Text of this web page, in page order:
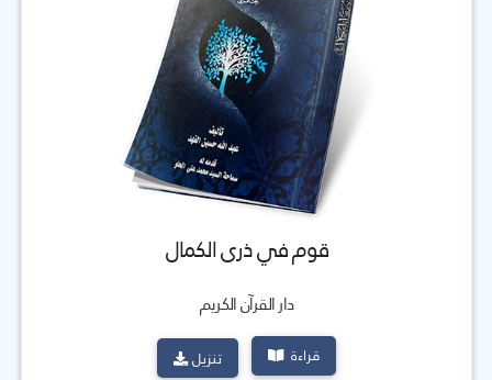
قوم في ذرى الكمال
دار القرآن الكريم
قراءة تنزيل